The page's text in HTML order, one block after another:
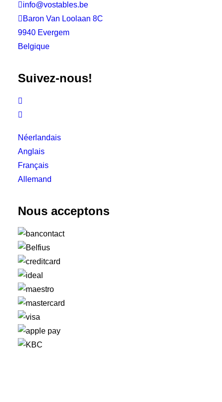
info@vostables.be
 Baron Van Loolaan 8C
9940 Evergem
Belgique
Suivez-nous!


Néerlandais
Anglais
Français
Allemand
Nous acceptons